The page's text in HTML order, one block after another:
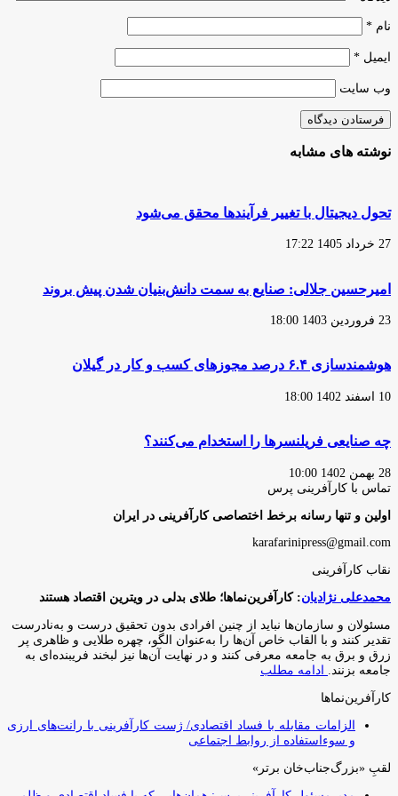
نام *
ایمیل *
وب‌ سایت
نوشته های مشابه
تحول دیجیتال با تغییر فرآیندها محقق می‌شود
27 خرداد 1405 17:22
امیرحسین جلالی: صنایع به سمت دانش‌بنیان شدن پیش بروند
23 فروردین 1403 18:00
هوشمندسازی ۶.۴ درصد مجوزهای کسب و کار در گیلان
10 اسفند 1402 18:00
چه صنایعی فریلنسرها را استخدام می‌کنند؟
28 بهمن 1402 10:00
تماس با کارآفرینی پرس
اولین و تنها رسانه برخط اختصاصی کارآفرینی در ایران
karafarinipress@gmail.com
نقاب کارآفرینی
محمدعلی نژادیان: کارآفرین‌نماها؛ طلای بدلی در ویترین اقتصاد هستند
مسئولان و سازمان‌ها نباید از چنین افرادی بدون تحقیق درست و به‌نادرست
تقدیر کنند و با القاب خاص آ‌ن‌ها را به‌عنوان الگو، چهره طلایی و ظاهری پر
زرق و برق به جامعه معرفی کنند و در نهایت آن‌ها نیز لبخند فریبنده‌ای به
جامعه بزنند.
ادامه مطلب
کارآفرین‌نماها
الزامات مقابله با فساد اقتصادی/ ژست کارآفرینی با رانت‌های ارزی
و سوءاستفاده از روابط اجتماعی
لقبِ «بزرگ‌جناب‌خان برتر»